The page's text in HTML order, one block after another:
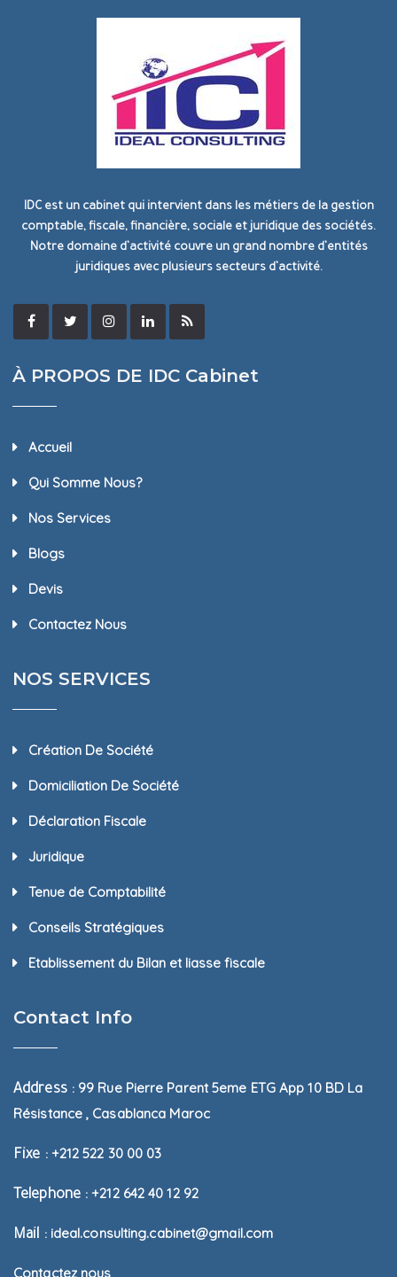
IDC est un cabinet qui intervient dans les métiers de la gestion
comptable, fiscale, financière, sociale et juridique des sociétés.
Notre domaine d’activité couvre un grand nombre d’entités
juridiques avec plusieurs secteurs d’activité.
À PROPOS DE IDC Cabinet
Accueil
Qui Somme Nous?
Nos Services
Blogs
Devis
Contactez Nous
NOS SERVICES
Création De Société
Domiciliation De Société
Déclaration Fiscale
Juridique
Tenue de Comptabilité
Conseils Stratégiques
Etablissement du Bilan et liasse fiscale
Contact Info
Address : 99 Rue Pierre Parent 5eme ETG App 10 BD La
Résistance , Casablanca Maroc
Fixe : +212 522 30 00 03
Telephone :+212 642 40 12 92
Mail : ideal.consulting.cabinet@gmail.com
Contactez nous